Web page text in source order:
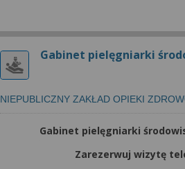
Gabinet pielęgniarki
Gabinet pielęgniarki
Zarezerwuj wizytę